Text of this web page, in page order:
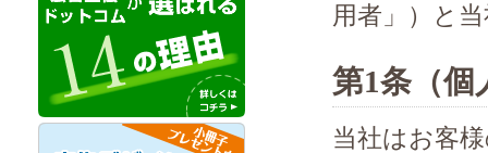
用者」）と
第1条（個
当社はお客